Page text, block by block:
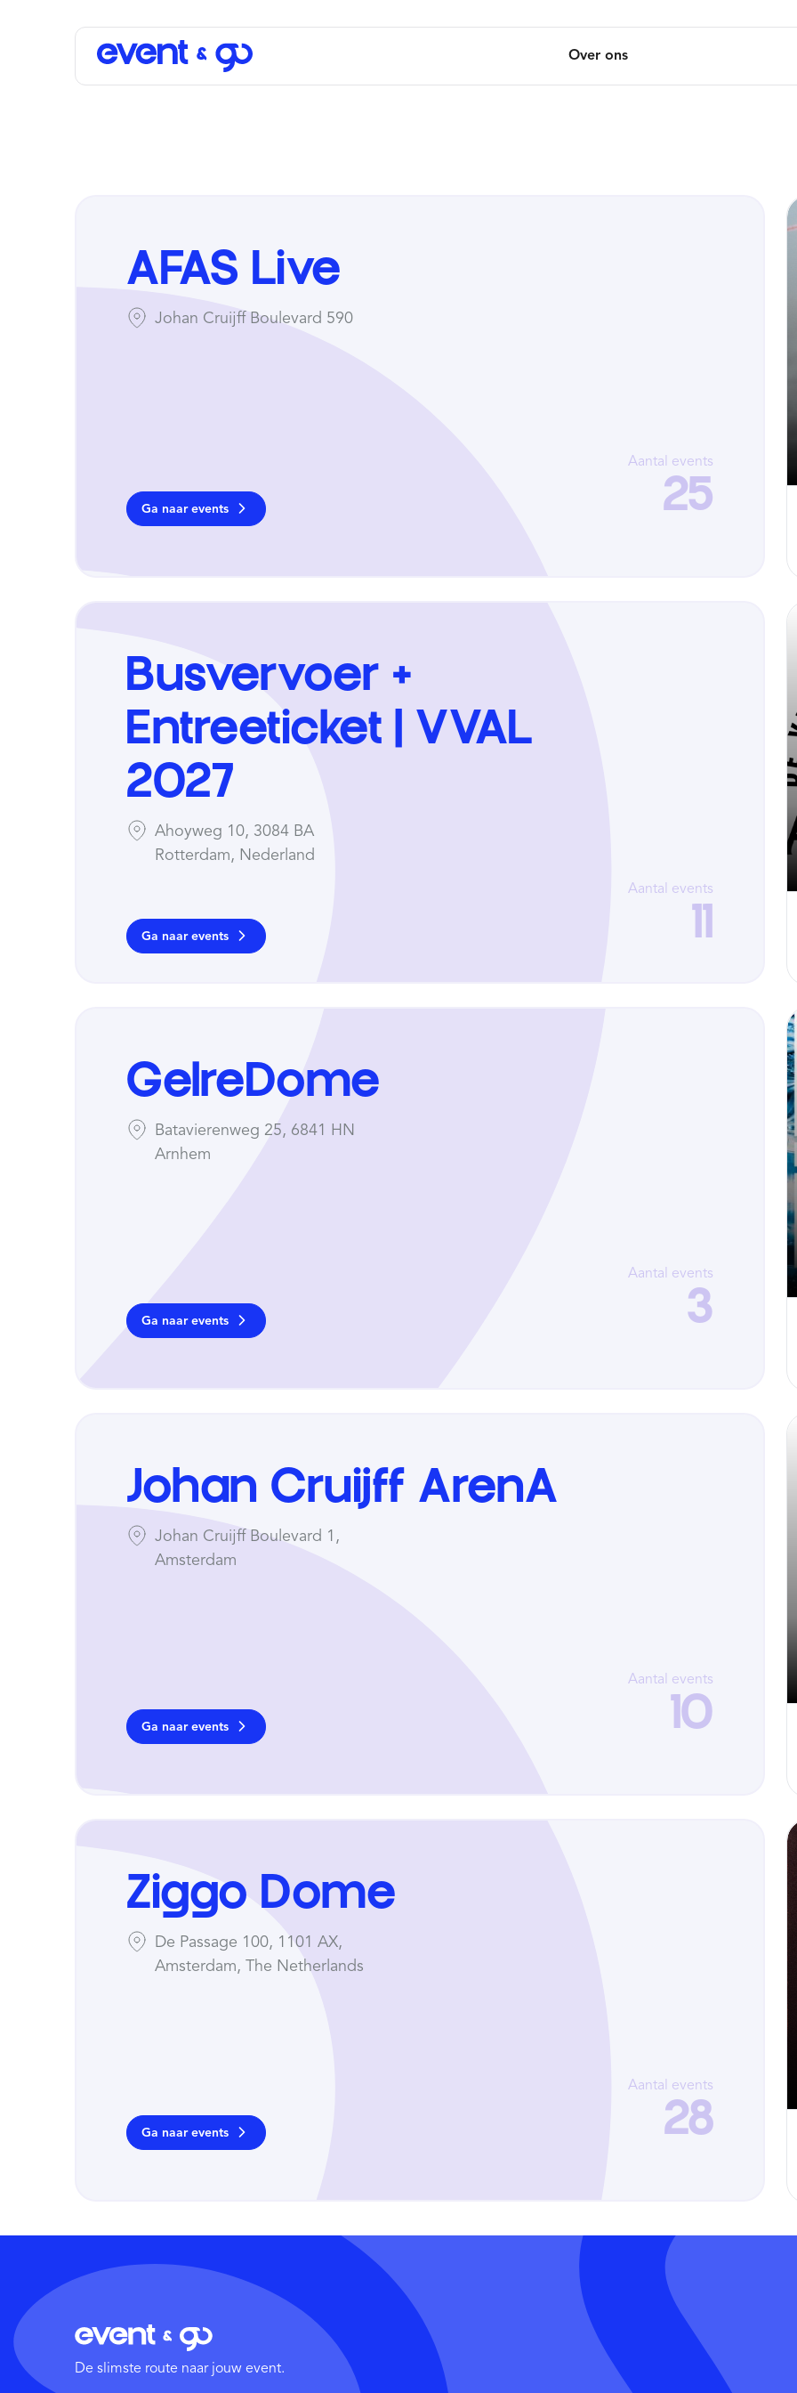
Over ons
AFAS Live
Johan Cruijff Boulevard 590
Ga naar events
Aantal events
25
Busvervoer +
Entreeticket | VVAL
2027
Ahoyweg 10, 3084 BA
Rotterdam, Nederland
Ga naar events
Aantal events
11
GelreDome
Batavierenweg 25, 6841 HN
Arnhem
Ga naar events
Aantal events
3
Johan Cruijff ArenA
Johan Cruijff Boulevard 1,
Amsterdam
Ga naar events
Aantal events
10
Ziggo Dome
De Passage 100, 1101 AX,
Amsterdam, The Netherlands
Ga naar events
Aantal events
28
De slimste route naar jouw event.